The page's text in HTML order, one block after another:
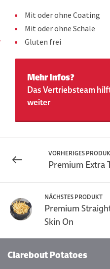
Mit oder ohne Coating
Mit oder ohne Schale
Gluten frei
Mehr Infos?
Das Vertriebsteam
weiter
VORHERIGES
Premium Extra
NÄCHSTES PRODUKT
Premium
Skin On
Clarebout Potatoes